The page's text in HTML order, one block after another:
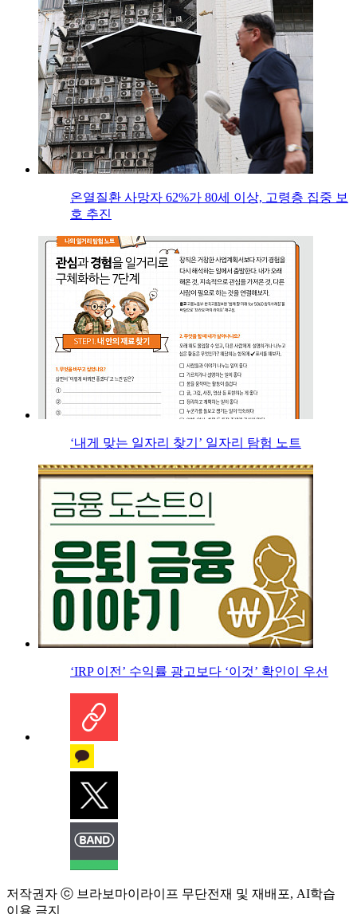
온열질환 사망자 62%가 80세 이상, 고령층 집중 보
호 추진
‘내게 맞는 일자리 찾기’ 일자리 탐험 노트
‘IRP 이전’ 수익률 광고보다 ‘이것’ 확인이 우선
저작권자 ⓒ 브라보마이라이프 무단전재 및 재배포, AI학습
이용 금지